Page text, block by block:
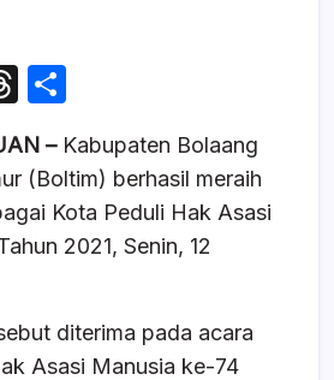
T
e
a
d
ar
e
–Kabupaten Bolaang
(Boltim) berhasil meraih
Kota Peduli Hak Asasi
2021, Senin, 12
diterima pada acara
Asasi Manusia ke-74